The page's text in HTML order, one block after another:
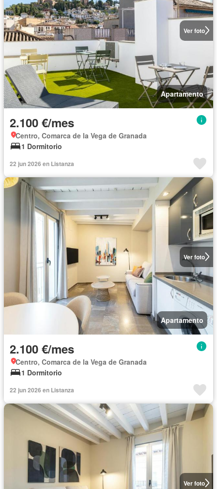
Ver foto
Apartamento
2.100 €/mes
Centro, Comarca de la Vega de Granada
1 Dormitorio
22 jun 2026 en Listanza
Ver foto
Apartamento
2.100 €/mes
Centro, Comarca de la Vega de Granada
1 Dormitorio
22 jun 2026 en Listanza
Ver foto